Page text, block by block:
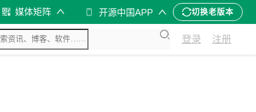
媒体矩阵 开源中国APP 切换老版本
登录 注册